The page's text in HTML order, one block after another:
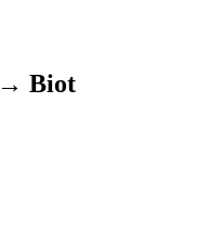
→ Biot